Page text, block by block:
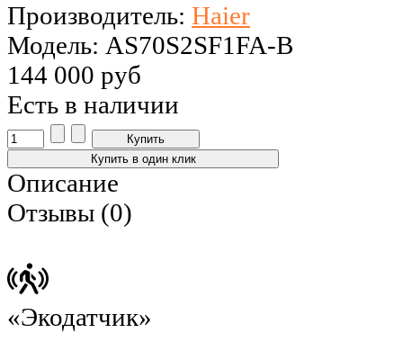
Производитель: Haier
Модель: AS70S2SF1FA-B
144 000 руб
Есть в наличии
Описание
Отзывы (0)
«Экодатчик»